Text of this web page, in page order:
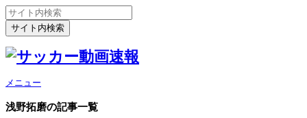
メニュー
浅野拓磨の記事一覧